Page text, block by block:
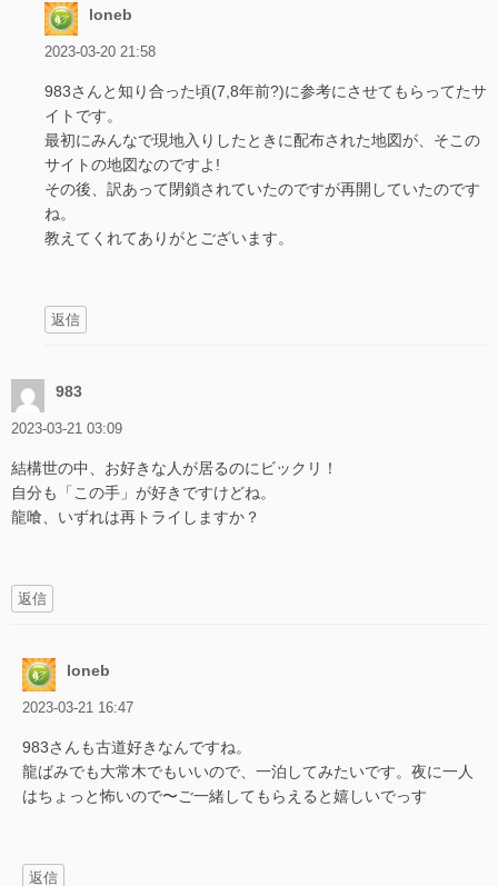
loneb
2023-03-20 21:58
983さんと知り合った頃(7,8年前?)に参考にさせてもらってたサ
イトです。
最初にみんなで現地入りしたときに配布された地図が、そこの
サイトの地図なのですよ!
その後、訳あって閉鎖されていたのですが再開していたのです
ね。
教えてくれてありがとございます。
返信
983
2023-03-21 03:09
結構世の中、お好きな人が居るのにビックリ！
自分も「この手」が好きですけどね。
龍喰、いずれは再トライしますか？
返信
loneb
2023-03-21 16:47
983さんも古道好きなんですね。
龍ばみでも大常木でもいいので、一泊してみたいです。夜に一人
はちょっと怖いので〜ご一緒してもらえると嬉しいでっす
返信